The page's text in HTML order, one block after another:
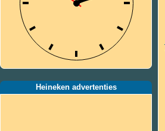
Heineken advertenties